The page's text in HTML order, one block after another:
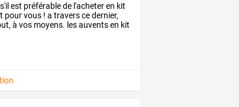
s'il est préférablede l'acheteren kit
pourvous ! a traverscedernier,
à vos moyens. lesauventsen kit